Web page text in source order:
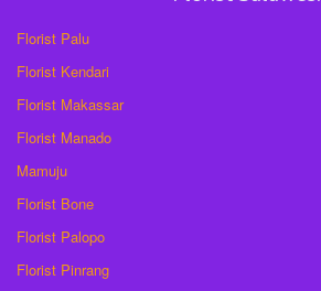
Florist Palu
Florist Kendari
Florist Makassar
Florist Manado
Mamuju
Florist Bone
Florist Palopo
Florist Pinrang